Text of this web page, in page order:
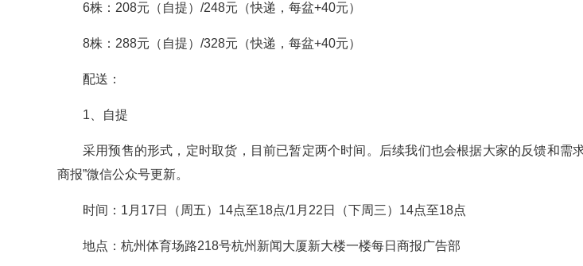
6株：208元（自提）/248元（快递，每盆+40元）
8株：288元（自提）/328元（快递，每盆+40元）
配送：
1、自提
采用预售的形式，定时取货，目前已暂定两个时间。后续我们也会根据大家的反馈和需
商报”微信公众号更新。
时间：1月17日（周五）14点至18点/1月22日（下周三）14点至18点
地点：杭州体育场路218号杭州新闻大厦新大楼一楼每日商报广告部